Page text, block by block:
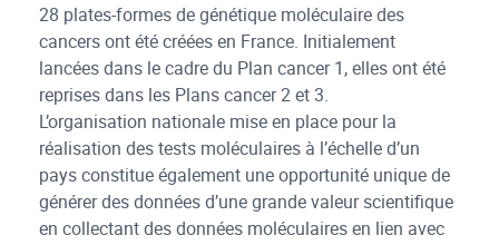
28 plates-formes de génétique moléculaire des
cancers ont été créées en France. Initialement
lancées dans le cadre du Plan cancer 1, elles ont été
reprises dans les Plans cancer 2 et 3.
L’organisation nationale mise en place pour la
réalisation des tests moléculaires à l’échelle d’un
pays constitue également une opportunité unique de
générer des données d’une grande valeur scientifique
en collectant des données moléculaires en lien avec